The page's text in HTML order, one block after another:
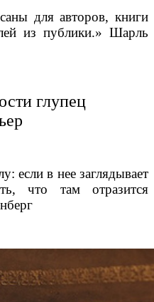
для авторов, книги
из публики.» Шарль
глупец
если в нее заглядывает
что там отразится